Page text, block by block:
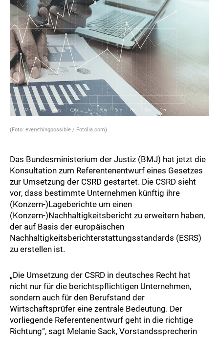
(Foto: everythingpossible / Fotolia.com)
Das Bundesministerium der Justiz (BMJ) hat jetzt die
Konsultation zum Referentenentwurf eines Gesetzes
zur Umsetzung der CSRD gestartet. Die CSRD sieht
vor, dass bestimmte Unternehmen künftig ihre
(Konzern-)Lageberichte um einen
(Konzern-)Nachhaltigkeitsbericht zu erweitern haben,
der auf Basis der europäischen
Nachhaltigkeitsberichterstattungsstandards (ESRS)
zu erstellen ist.
„Die Umsetzung der CSRD in deutsches Recht hat
nicht nur für die berichtspflichtigen Unternehmen,
sondern auch für den Berufstand der
Wirtschaftsprüfer eine zentrale Bedeutung. Der
vorliegende Referentenentwurf geht in die richtige
Richtung“, sagt Melanie Sack, Vorstandssprecherin